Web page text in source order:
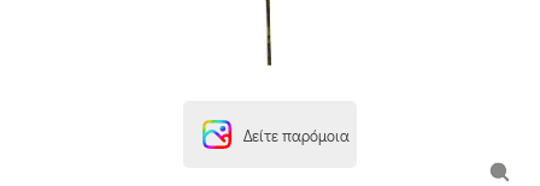
Δείτε παρόμοια